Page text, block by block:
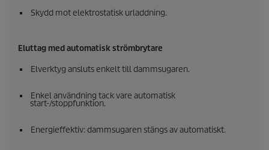
Skydd mot elektrostatisk urladdning.
Eluttag med automatisk strömbrytare
Elverktyg ansluts enkelt till dammsugaren.
Enkel användning tack vare automatisk
start-/stoppfunktion.
Energieffektiv: dammsugaren stängs av automatiskt.